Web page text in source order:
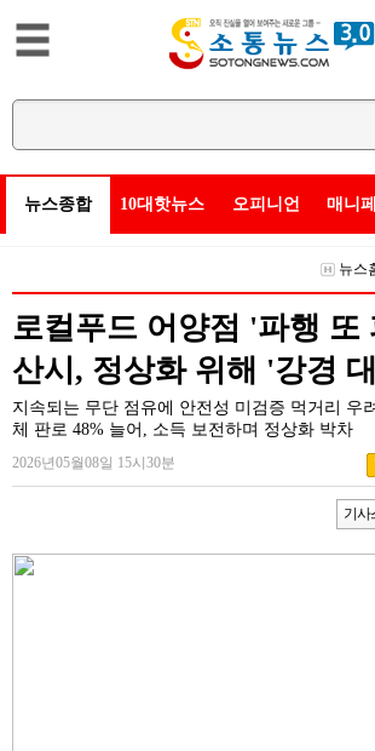
뉴스종합 10대핫뉴스 오피니언 매니
뉴스
로컬푸드 어양점 '파행 또
산시, 정상화 위해 '강경
지속되는 무단 점유에 안전성 미검증 먹거리 우
체 판로 48% 늘어, 소득 보전하며 정상화 박차
2026년05월08일 15시30분
기사